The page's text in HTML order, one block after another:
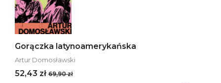
Gorączka latynoamerykańska
Artur Domosławski
52,43 zł 69,90 zł